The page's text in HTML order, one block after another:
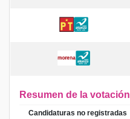
Resumen de la votación
Candidaturas no registradas